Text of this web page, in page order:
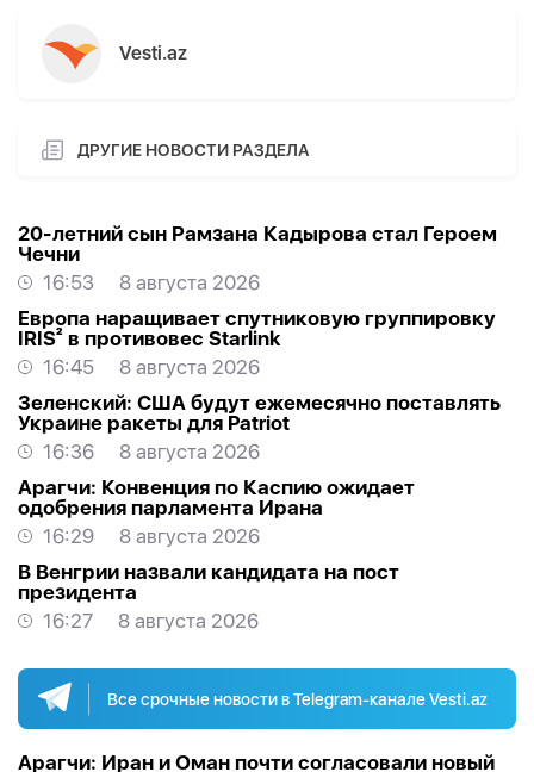
Vesti.az
ДРУГИЕ НОВОСТИ РАЗДЕЛА
20-летний сын Рамзана Кадырова стал Героем
Чечни
16:53
8 августа 2026
Европа наращивает спутниковую группировку
IRIS² в противовес Starlink
16:45
8 августа 2026
Зеленский: США будут ежемесячно поставлять
Украине ракеты для Patriot
16:36
8 августа 2026
Арагчи: Конвенция по Каспию ожидает
одобрения парламента Ирана
16:29
8 августа 2026
В Венгрии назвали кандидата на пост
президента
16:27
8 августа 2026
Все срочные новости в Telegram-канале Vesti.az
Арагчи: Иран и Оман почти согласовали новый